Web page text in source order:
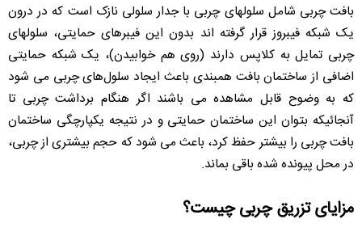
بافت چربی شامل سلولهای چربی با جدار سلولی نازک است که در درون
یک شبکه فیبروز قرار گرفته اند بدون این فیبرهای حمایتی، سلولهای
چربی تمایل به کلاپس دارند (روی هم خوابیدن)، یک شبکه حمایتی
اضافی از ساختمان بافت همبندی باعث ایجاد سلول‌های چربی می شود
که به وضوح قابل مشاهده می باشند اگر هنگام برداشت چربی تا
آنجائیکه بتوان این ساختمان حمایتی و در نتیجه یکپارچگی ساختمان
بافت چربی را بیشتر حفظ کرد، باعث می شود که حجم بیشتری از چربی،
در محل پیونده شده باقی بماند.
مزایای تزریق چربی چیست؟